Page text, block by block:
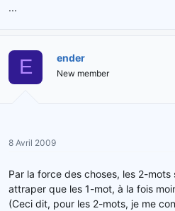
...
E ender
New member
8 Avril 2009
Par la force des choses, les 2-
attraper que les 1-mot, à la fois
(Ceci dit, pour les 2-mots, je me